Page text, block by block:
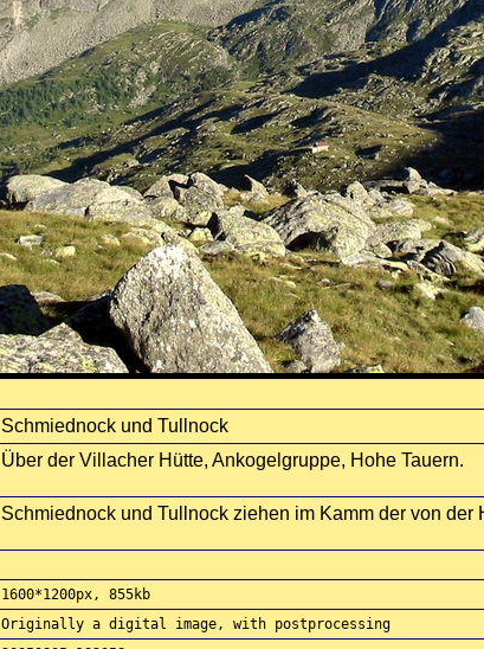
Schmiednock und Tullnock
Über der Villacher Hütte, Ankogelgruppe, Hohe Tauern.
Schmiednock und Tullnock ziehen im Kamm der von der
1600*1200px, 855kb
Originally a digital image, with postprocessing